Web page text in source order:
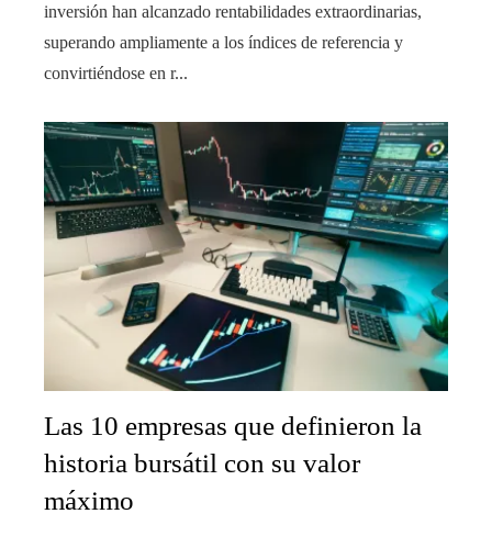
inversión han alcanzado rentabilidades extraordinarias,
superando ampliamente a los índices de referencia y
convirtiéndose en r...
Las 10 empresas que definieron la
historia bursátil con su valor
máximo